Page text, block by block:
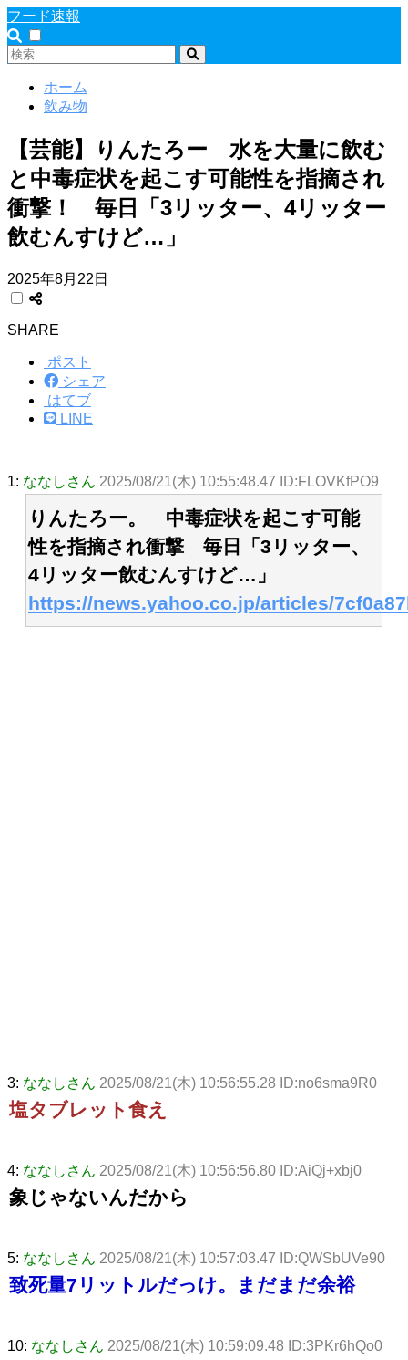
フード速報
ホーム
飲み物
【芸能】りんたろー 水を大量に飲む
と中毒症状を起こす可能性を指摘され
衝撃！ 毎日「3リッター、4リッター
飲むんすけど…」
2025年8月22日
SHARE
ポスト
シェア
はてブ
LINE
1: ななしさん 2025/08/21(木) 10:55:48.47 ID:FLOVKfPO9
りんたろー。 中毒症状を起こす可能
性を指摘され衝撃 毎日「3リッター、
4リッター飲むんすけど…」
https://news.yahoo.co.jp/articles/
3: ななしさん 2025/08/21(木) 10:56:55.28 ID:no6sma9R0
塩タブレット食え
4: ななしさん 2025/08/21(木) 10:56:56.80 ID:AiQj+xbj0
象じゃないんだから
5: ななしさん 2025/08/21(木) 10:57:03.47 ID:QWSbUVe90
致死量7リットルだっけ。まだまだ余裕
10: ななしさん 2025/08/21(木) 10:59:09.48 ID:3PKr6hQo0